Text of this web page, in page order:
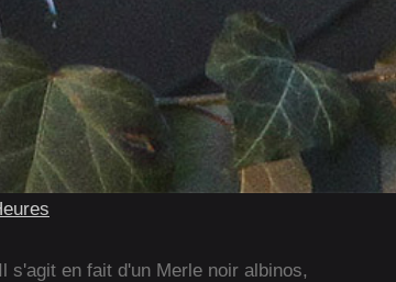
s'agit en fait d'un Merle noir albinos,